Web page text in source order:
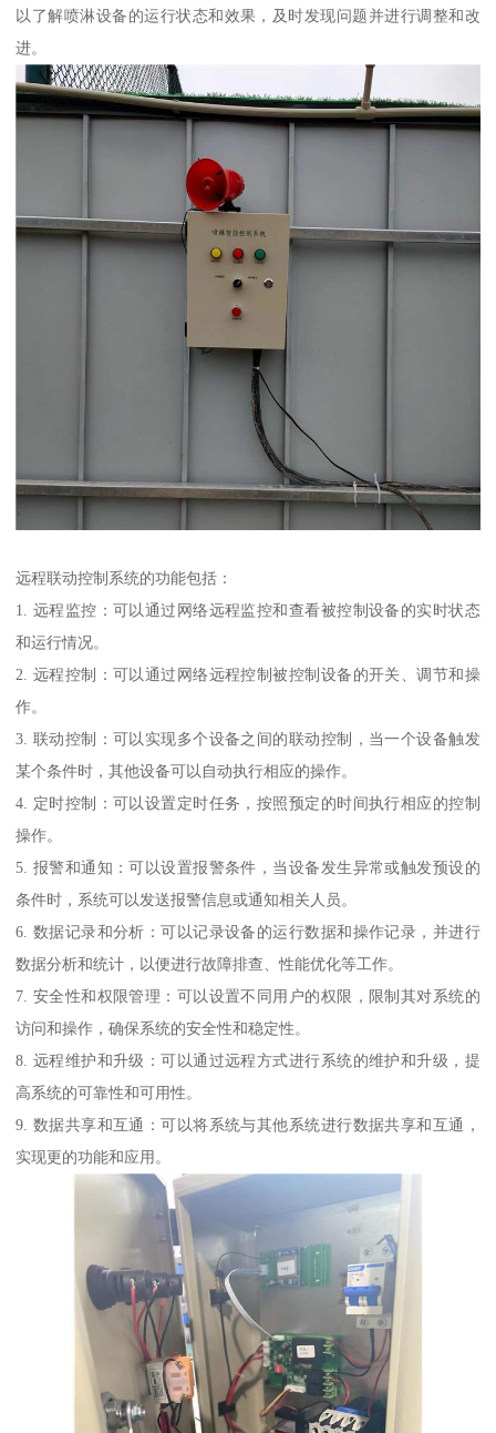
以了解喷淋设备的运行状态和效果，及时发现问题并进行调整和改
进。
远程联动控制系统的功能包括：
1. 远程监控：可以通过网络远程监控和查看被控制设备的实时状态
和运行情况。
2. 远程控制：可以通过网络远程控制被控制设备的开关、调节和操
作。
3. 联动控制：可以实现多个设备之间的联动控制，当一个设备触发
某个条件时，其他设备可以自动执行相应的操作。
4. 定时控制：可以设置定时任务，按照预定的时间执行相应的控制
操作。
5. 报警和通知：可以设置报警条件，当设备发生异常或触发预设的
条件时，系统可以发送报警信息或通知相关人员。
6. 数据记录和分析：可以记录设备的运行数据和操作记录，并进行
数据分析和统计，以便进行故障排查、性能优化等工作。
7. 安全性和权限管理：可以设置不同用户的权限，限制其对系统的
访问和操作，确保系统的安全性和稳定性。
8. 远程维护和升级：可以通过远程方式进行系统的维护和升级，提
高系统的可靠性和可用性。
9. 数据共享和互通：可以将系统与其他系统进行数据共享和互通，
实现更的功能和应用。